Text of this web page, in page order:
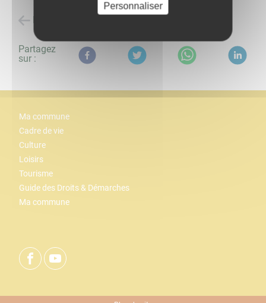
Retour à la liste des évènements
Partagez
sur :
Ma commune
Cadre de vie
Culture
Loisirs
Tourisme
Guide des Droits & Démarches
Ma commune
Personnaliser